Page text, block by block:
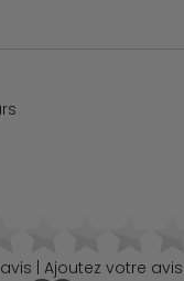
avis | Ajoutez votre avis